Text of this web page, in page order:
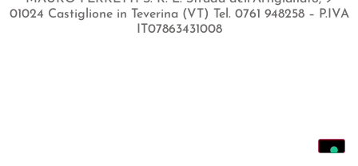
01024 Castiglione in Teverina (VT) Tel. 0761 948258 – P.IVA
IT07863431008